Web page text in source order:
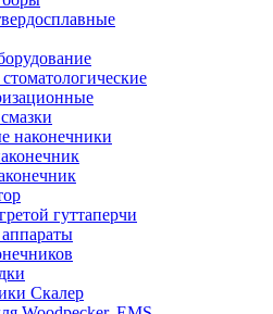
наконечники
гуттаперчи
Скалер